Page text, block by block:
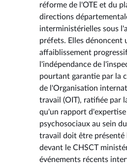
réforme de l'OTE et du
directions
interministérielles sous
préfets. Elles dénoncent
affaiblissement
l'indépendance de
pourtant garantie par la
de l'Organisation
travail (OIT), ratifiée par
qu'un rapport d'expertise
psychosociaux au sein
travail doit être présenté
devant le CHSCT
événements récents